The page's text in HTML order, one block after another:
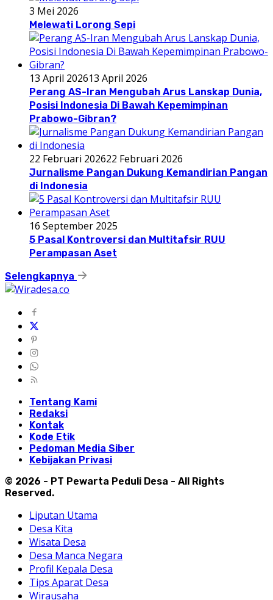
3 Mei 2026
Melewati Lorong Sepi
13 April 202613 April 2026
Perang AS-Iran Mengubah Arus Lanskap Dunia,
Posisi Indonesia Di Bawah Kepemimpinan
Prabowo-Gibran?
22 Februari 202622 Februari 2026
Jurnalisme Pangan Dukung Kemandirian Pangan
di Indonesia
16 September 2025
5 Pasal Kontroversi dan Multitafsir RUU
Perampasan Aset
Selengkapnya
Tentang Kami
Redaksi
Kontak
Kode Etik
Pedoman Media Siber
Kebijakan Privasi
© 2026 - PT Pewarta Peduli Desa - All Rights
Reserved.
Liputan Utama
Desa Kita
Wisata Desa
Desa Manca Negara
Profil Kepala Desa
Tips Aparat Desa
Wirausaha